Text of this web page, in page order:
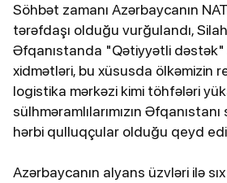
Söhbət zamanı Azərbaycanın
tərəfdaşı olduğu vurğulandı,
Əfqanıstanda "Qətiyyətli dəstək"
xidmətləri, bu xüsusda ölkəmizin
logistika mərkəzi kimi töhfələri
sülhməramlılarımızın
hərbi qulluqçular olduğu qeyd
Azərbaycanın alyans üzvləri ilə